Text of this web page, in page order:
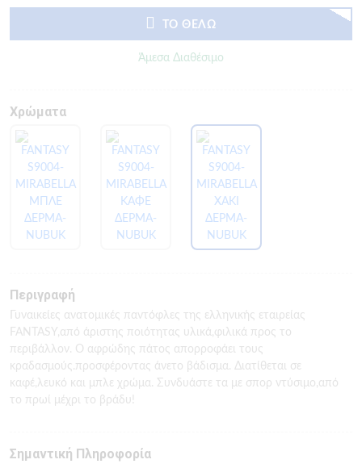
ΤΟ ΘΕΛΩ
Άμεσα Διαθέσιμο
Χρώματα
Περιγραφή
Γυναικείες ανατομικές παντόφλες της ελληνικής εταιρείας
FANTASY,από άριστης ποιότητας υλικά,φιλικά προς το
περιβάλλον. Ο αφρώδης πάτος απορροφάει τους
κραδασμούς.προσφέροντας άνετο βάδισμα. Διατίθεται σε
καφέ,λευκό και μπλε χρώμα. Συνδυάστε τα με σπορ ντύσιμο,από
το πρωί μέχρι το βράδυ!
Σημαντική Πληροφορία